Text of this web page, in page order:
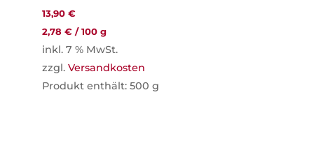
13,90 €
2,78 €/100 g
inkl. 7 % MwSt.
zzgl. Versandkosten
Produkt enthält: 500 g